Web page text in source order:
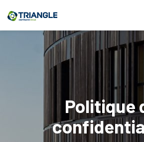
Politique